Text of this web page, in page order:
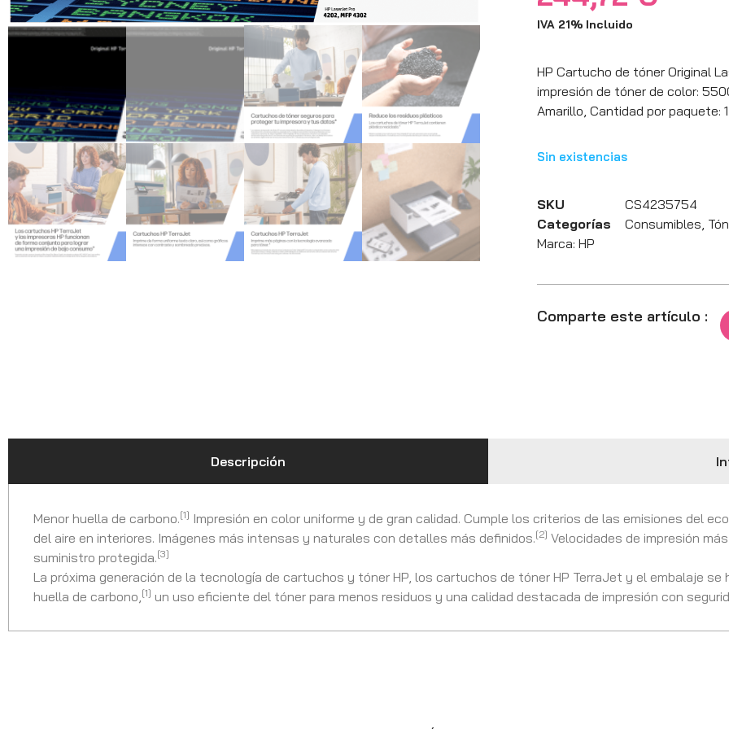
IVA 21% Incluido
HP Cartucho de tóner Original
impresión de tóner de color:
Amarillo, Cantidad por paquete:
Sin existencias
SKU
CS4235754
Categorías
Consumibles
Marca: HP
Comparte este artículo :
Descripción
Menor huella de carbono.[1] Impresión en color uniforme y de gran calidad. Cumple los criterios de las emisiones del
del aire en interiores. Imágenes más intensas y naturales con detalles más definidos.[2] Velocidades de impresión
suministro protegida.[3]
La próxima generación de la tecnología de cartuchos y tóner HP, los cartuchos de tóner HP TerraJet y el embalaje se
huella de carbono, [1] un uso eficiente del tóner para menos residuos y una calidad destacada de impresión con